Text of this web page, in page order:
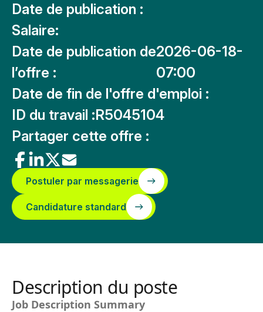
Date de publication :
Salaire:
Date de publication de
l’offre :
2026-06-18-
07:00
Date de fin de l'offre d'emploi :
ID du travail :R5045104
Partager cette offre :
Postuler par messagerie
Candidature standard
Description du poste
Job Description Summary